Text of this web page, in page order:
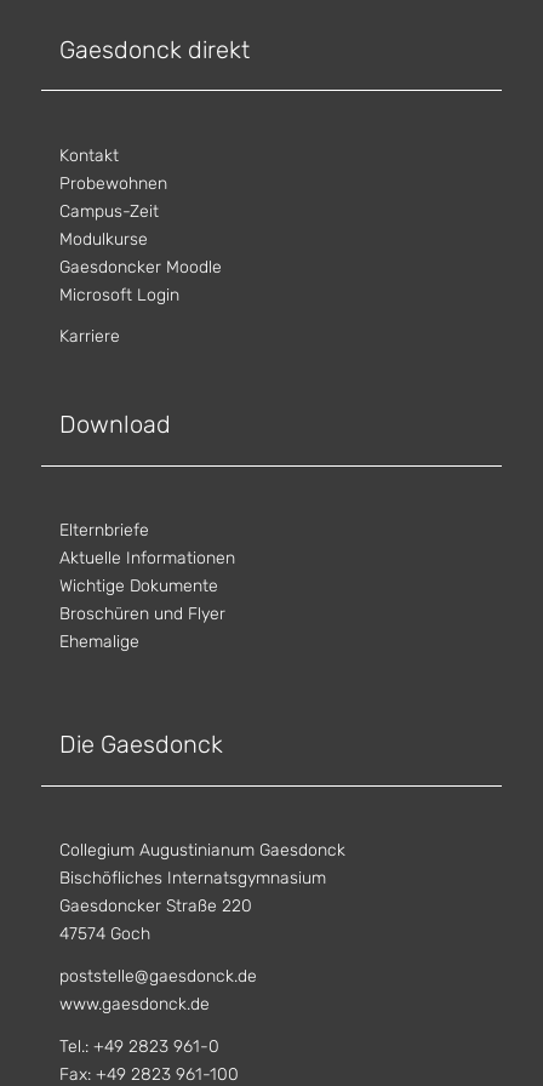
Gaesdonck direkt
Kontakt
Probewohnen
Campus-Zeit
Modulkurse
Gaesdoncker Moodle
Microsoft Login
Karriere
Download
Elternbriefe
Aktuelle Informationen
Wichtige Dokumente
Broschüren und Flyer
Ehemalige
Die Gaesdonck
Collegium Augustinianum Gaesdonck
Bischöfliches Internatsgymnasium
Gaesdoncker Straße 220
47574 Goch
poststelle@gaesdonck.de
www.gaesdonck.de
Tel.: +49 2823 961-0
Fax: +49 2823 961-100